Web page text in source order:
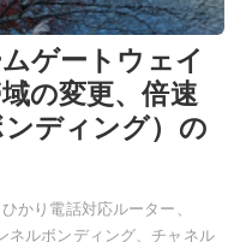
ゲートウェイ
の変更、倍速
ディング）の
かり電話対応ルーター、
ネルボンディング、チャネル